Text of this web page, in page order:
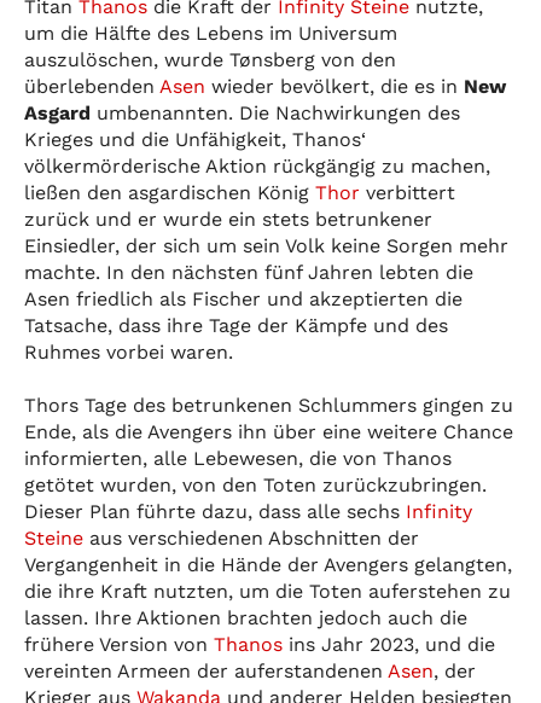
Titan Thanos die Kraft der Infinity Steine nutzte,
um die Hälfte des Lebens im Universum
auszulöschen, wurde Tønsberg von den
überlebenden Asen wieder bevölkert, die es in New
Asgard umbenannten. Die Nachwirkungen des
Krieges und die Unfähigkeit, Thanos‘
völkermörderische Aktion rückgängig zu machen,
ließen den asgardischen König Thor verbittert
zurück und er wurde ein stets betrunkener
Einsiedler, der sich um sein Volk keine Sorgen mehr
machte. In den nächsten fünf Jahren lebten die
Asen friedlich als Fischer und akzeptierten die
Tatsache, dass ihre Tage der Kämpfe und des
Ruhmes vorbei waren.
Thors Tage des betrunkenen Schlummers gingen zu
Ende, als die Avengers ihn über eine weitere Chance
informierten, alle Lebewesen, die von Thanos
getötet wurden, von den Toten zurückzubringen.
Dieser Plan führte dazu, dass alle sechs Infinity
Steine aus verschiedenen Abschnitten der
Vergangenheit in die Hände der Avengers gelangten,
die ihre Kraft nutzten, um die Toten auferstehen zu
lassen. Ihre Aktionen brachten jedoch auch die
frühere Version von Thanos ins Jahr 2023, und die
vereinten Armeen der auferstandenen Asen, der
Krieger aus Wakanda und anderer Helden besiegten